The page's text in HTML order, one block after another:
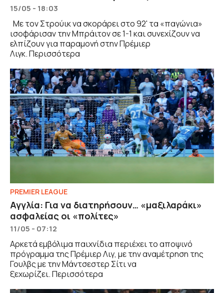
15/05 - 18:03
Με τον Στρούικ να σκοράρει στο 92' τα «παγώνια»
ισοφάρισαν την Μπράιτον σε 1-1 και συνεχίζουν να
ελπίζουν για παραμονή στην Πρέμιερ
Λιγκ. Περισσότερα
PREMIER LEAGUE
Αγγλία: Για να διατηρήσουν… «μαξιλαράκι»
ασφαλείας οι «πολίτες»
11/05 - 07:12
Αρκετά εμβόλιμα παιχνίδια περιέχει το αποψινό
πρόγραμμα της Πρέμιερ Λιγ, με την αναμέτρηση της
Γουλβς με την Μάντσεστερ Σίτι να
ξεχωρίζει. Περισσότερα